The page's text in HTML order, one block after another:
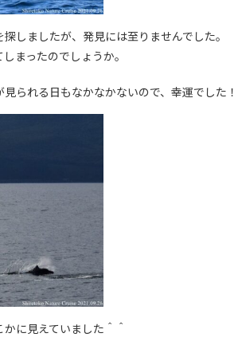
しましたが、発見には至りませんでした。
まったのでしょうか。
られる日もなかなかないので、幸運でした！
に見えていました＾＾